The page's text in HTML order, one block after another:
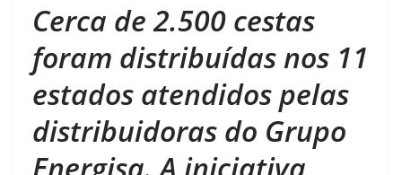
Cerca de 2.500 cestas
foram distribuídas nos 11
estados atendidos pelas
distribuidoras do Grupo